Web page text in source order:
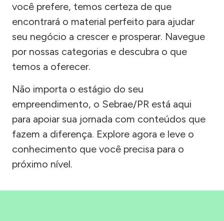
você prefere, temos certeza de que
encontrará o material perfeito para ajudar
seu negócio a crescer e prosperar. Navegue
por nossas categorias e descubra o que
temos a oferecer.
Não importa o estágio do seu
empreendimento, o Sebrae/PR está aqui
para apoiar sua jornada com conteúdos que
fazem a diferença. Explore agora e leve o
conhecimento que você precisa para o
próximo nível.